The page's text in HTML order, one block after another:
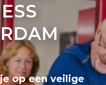
op een veilige